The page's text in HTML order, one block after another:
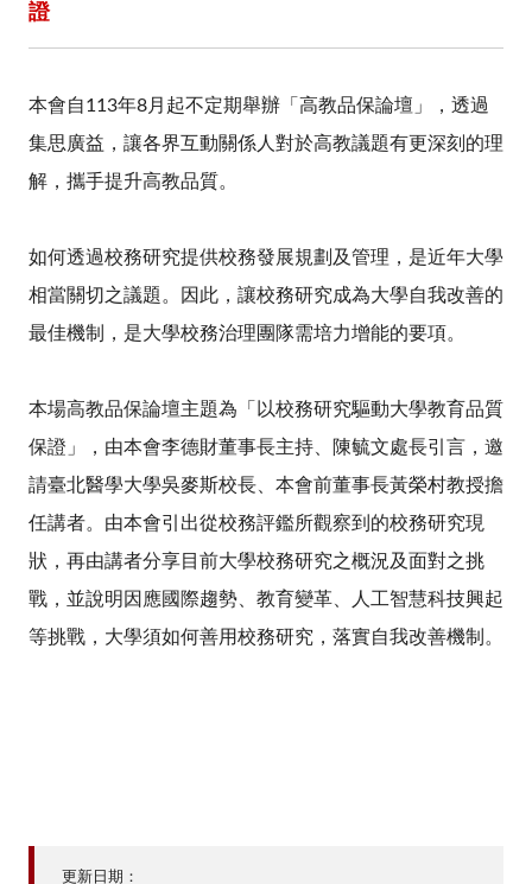
證
本會自113年8月起不定期舉辦「高教品保論壇」，透過
集思廣益，讓各界互動關係人對於高教議題有更深刻的理
解，攜手提升高教品質。
如何透過校務研究提供校務發展規劃及管理，是近年大學
相當關切之議題。因此，讓校務研究成為大學自我改善的
最佳機制，是大學校務治理團隊需培力增能的要項。
本場高教品保論壇主題為「以校務研究驅動大學教育品質
保證」，由本會李德財董事長主持、陳毓文處長引言，邀
請臺北醫學大學吳麥斯校長、本會前董事長黃榮村教授擔
任講者。由本會引出從校務評鑑所觀察到的校務研究現
狀，再由講者分享目前大學校務研究之概況及面對之挑
戰，並說明因應國際趨勢、教育變革、人工智慧科技興起
等挑戰，大學須如何善用校務研究，落實自我改善機制。
更新日期：